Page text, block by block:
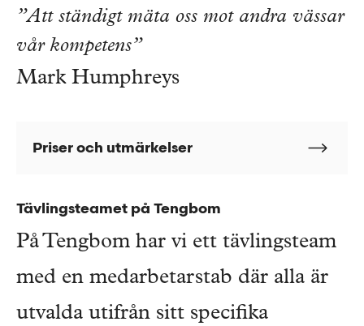
”Att ständigt mäta oss mot andra vässar
vår kompetens”
Mark Humphreys
Priser och utmärkelser
Tävlingsteamet på Tengbom
På Tengbom har vi ett tävlingsteam
med en medarbetarstab där alla är
utvalda utifrån sitt specifika